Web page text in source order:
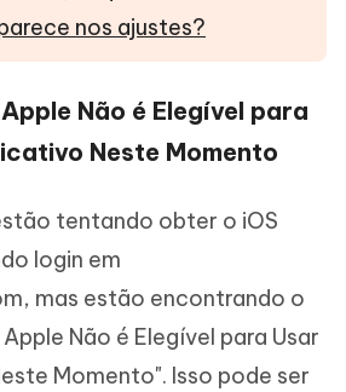
nos ajustes?
Não é Elegível para
Neste Momento
tentando obter o iOS
login em
mas estão encontrando o
Não é Elegível para Usar
Momento". Isso pode ser